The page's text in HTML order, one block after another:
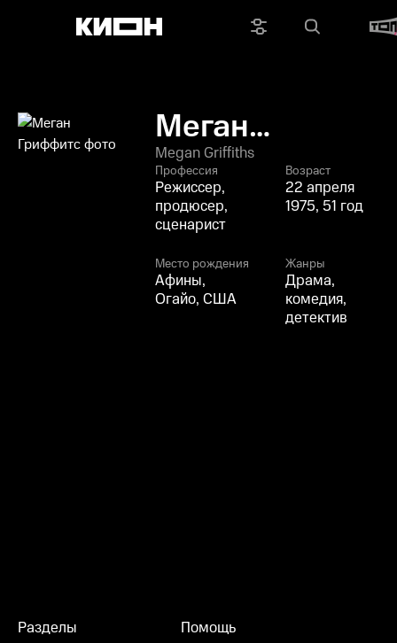
Меган
Гриффитс
Megan Griffiths
Профессия
Режиссер,
продюсер,
сценарист
Возраст
22 апреля
1975, 51 год
Место рождения
Афины,
Огайо, США
Жанры
Драма,
комедия,
детектив
Разделы Помощь